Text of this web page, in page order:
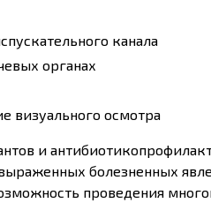
канала
органах
визуального осмотра
и
болезненных
проведения